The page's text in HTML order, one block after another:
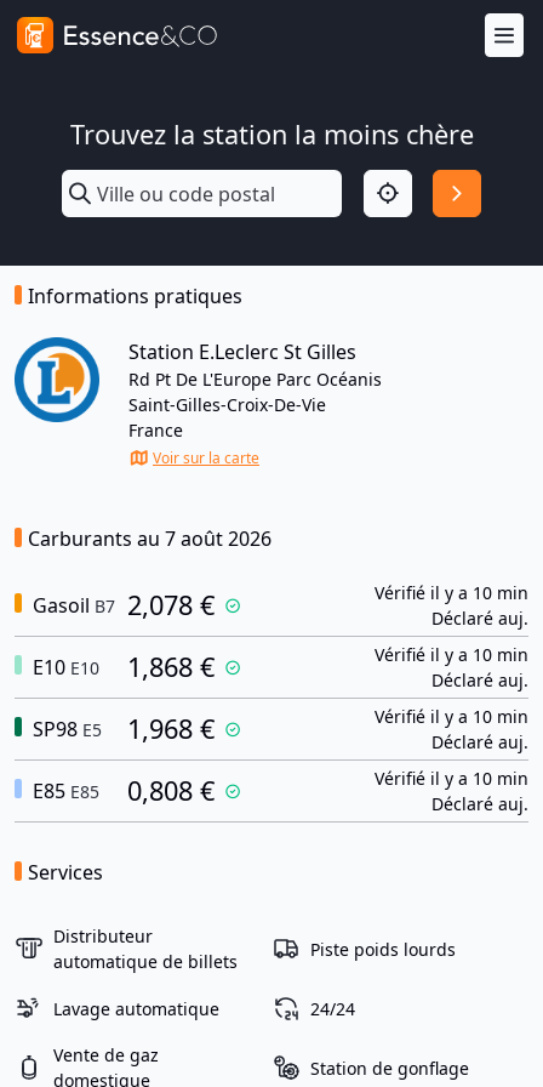
Trouvez la station la moins chère
Informations pratiques
Station E.Leclerc St Gilles
Rd Pt De L'Europe Parc Océanis
Saint-Gilles-Croix-De-Vie
France
Voir sur la carte
Carburants au 7 août 2026
Gasoil B7 2,078 €
Vérifié il y a 10 min
Déclaré auj.
E10 E10 1,868 €
Vérifié il y a 10 min
Déclaré auj.
SP98 E5 1,968 €
Vérifié il y a 10 min
Déclaré auj.
E85 E85 0,808 €
Vérifié il y a 10 min
Déclaré auj.
Services
Distributeur
automatique de billets
Piste poids lourds
Lavage automatique 24/24
Vente de gaz
domestique
Station de gonflage